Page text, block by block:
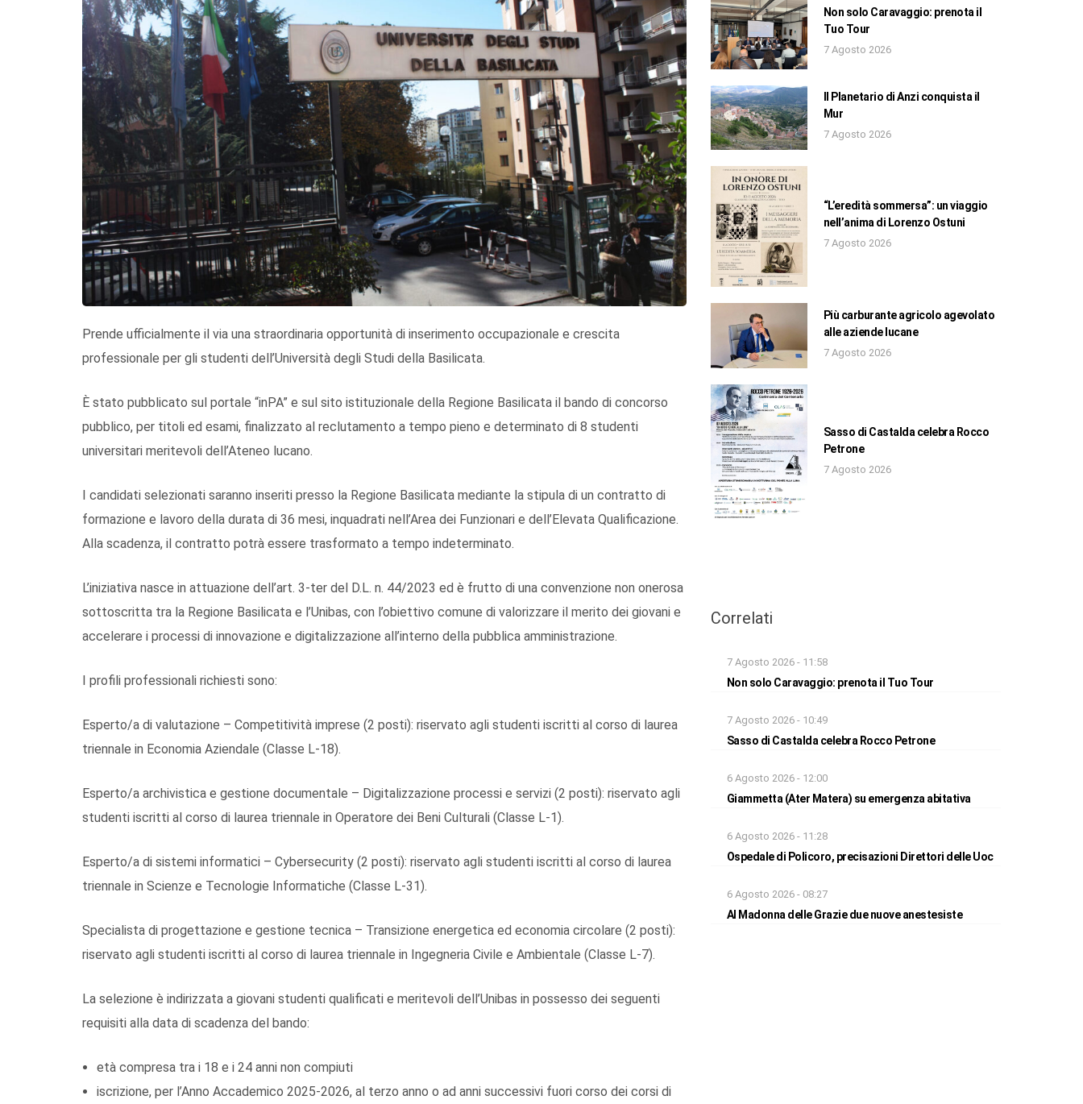
Prende ufficialmente il via una straordinaria opportunità di inserimento occupazionale e crescita
professionale per gli studenti dell’Università degli Studi della Basilicata.
È stato pubblicato sul portale “inPA” e sul sito istituzionale della Regione Basilicata il bando di concorso
pubblico, per titoli ed esami, finalizzato al reclutamento a tempo pieno e determinato di 8 studenti
universitari meritevoli dell’Ateneo lucano.
I candidati selezionati saranno inseriti presso la Regione Basilicata mediante la stipula di un contratto di
formazione e lavoro della durata di 36 mesi, inquadrati nell’Area dei Funzionari e dell’Elevata Qualificazione.
Alla scadenza, il contratto potrà essere trasformato a tempo indeterminato.
L’iniziativa nasce in attuazione dell’art. 3-ter del D.L. n. 44/2023 ed è frutto di una convenzione non onerosa
sottoscritta tra la Regione Basilicata e l’Unibas, con l’obiettivo comune di valorizzare il merito dei giovani e
accelerare i processi di innovazione e digitalizzazione all’interno della pubblica amministrazione.
I profili professionali richiesti sono:
Esperto/a di valutazione – Competitività imprese (2 posti): riservato agli studenti iscritti al corso di laurea
triennale in Economia Aziendale (Classe L-18).
Esperto/a archivistica e gestione documentale – Digitalizzazione processi e servizi (2 posti): riservato agli
studenti iscritti al corso di laurea triennale in Operatore dei Beni Culturali (Classe L-1).
Esperto/a di sistemi informatici – Cybersecurity (2 posti): riservato agli studenti iscritti al corso di laurea
triennale in Scienze e Tecnologie Informatiche (Classe L-31).
Specialista di progettazione e gestione tecnica – Transizione energetica ed economia circolare (2 posti):
riservato agli studenti iscritti al corso di laurea triennale in Ingegneria Civile e Ambientale (Classe L-7).
La selezione è indirizzata a giovani studenti qualificati e meritevoli dell’Unibas in possesso dei seguenti
requisiti alla data di scadenza del bando:
età compresa tra i 18 e i 24 anni non compiuti
iscrizione, per l’Anno Accademico 2025-2026, al terzo anno o ad anni successivi fuori corso dei corsi di
Non solo Caravaggio: prenota il
Tuo Tour
7 Agosto 2026
Il Planetario di Anzi conquista il
Mur
7 Agosto 2026
“L’eredità sommersa”: un viaggio
nell’anima di Lorenzo Ostuni
7 Agosto 2026
Più carburante agricolo agevolato
alle aziende lucane
7 Agosto 2026
Sasso di Castalda celebra Rocco
Petrone
7 Agosto 2026
Correlati
7 Agosto 2026 - 11:58
Non solo Caravaggio: prenota il Tuo Tour
7 Agosto 2026 - 10:49
Sasso di Castalda celebra Rocco Petrone
6 Agosto 2026 - 12:00
Giammetta (Ater Matera) su emergenza abitativa
6 Agosto 2026 - 11:28
Ospedale di Policoro, precisazioni Direttori delle Uoc
6 Agosto 2026 - 08:27
Al Madonna delle Grazie due nuove anestesiste